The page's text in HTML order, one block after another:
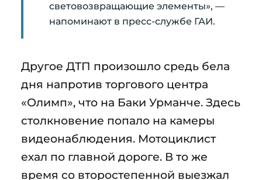
световозвращающие элементы», —
напоминают в пресс-службе ГАИ.
Другое ДТП произошло средь бела
дня напротив торгового центра
«Олимп», что на Баки Урманче. Здесь
столкновение попало на камеры
видеонаблюдения. Мотоциклист
ехал по главной дороге. В то же
время со второстепенной выезжал